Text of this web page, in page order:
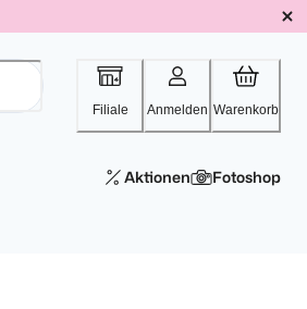
Filiale Anmelden Warenkorb
Aktionen Fotoshop